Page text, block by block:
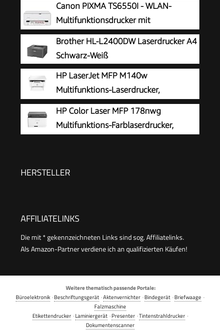
Canon PIXMA TS6550I - WLAN-
Multifunktionsdrucker mit
Papierkassette und Frontbedienung |
Kabelloses Drucken vom Smartphone leicht
gemacht PIXMA Print Plan kompatibel
Brother HL-L2400DW Laserdrucker A4
Schwarz-Weiß
HP LaserJet MFP M140w
Multifunktions-Laserdrucker,
Monolaser, Drucker, Scanner, Kopierer,
Duplex-Druck, DIN A4, WLAN, Airprint, Schwarz-
weiß-Drucker
HP Color Laser MFP 178nwg
Multifunktions-Farblaserdrucker,
HERSTELLER
AFFILIATELINKS
Die mit * gekennzeichneten Links sind sog. Affiliatelinks.
Als Amazon-Partner verdiene ich an qualifizierten Käufen!
Weitere thematisch passende Portale:
Büroelektronik ·Beschriftungsgerät ·Aktenvernichter ·Bindegerät ·Briefwaage ·
Falzmaschine
Etikettendrucker·Laminiergerät·Presenter·Tintenstrahldrucker·
Dokumentenscanner